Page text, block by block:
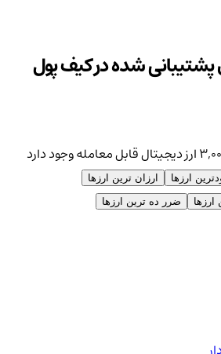
شده در کیف پول
ارزها
ارزان ترین ارزها
ضرر ده ترین ارزها